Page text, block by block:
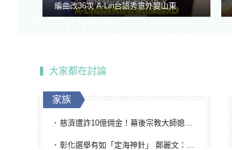
編曲改36次 A-Lin台語秀意外變山東
腔
大家都在討論
家族
慈濟遭詐10億佣金！幕後宗教大師媳婦獲100萬交保...快步奔離不發一語
彰化選舉有如「定海神針」 鄭麗文：傾全黨之力讓彰化贏